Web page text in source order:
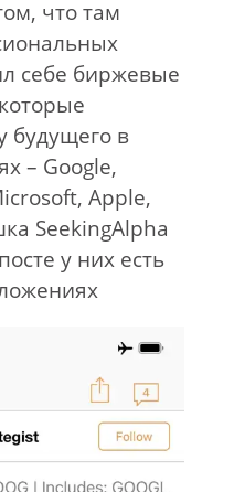
что там
себе биржевые
будущего в
– Google,
Apple,
SeekingAlpha
у них есть